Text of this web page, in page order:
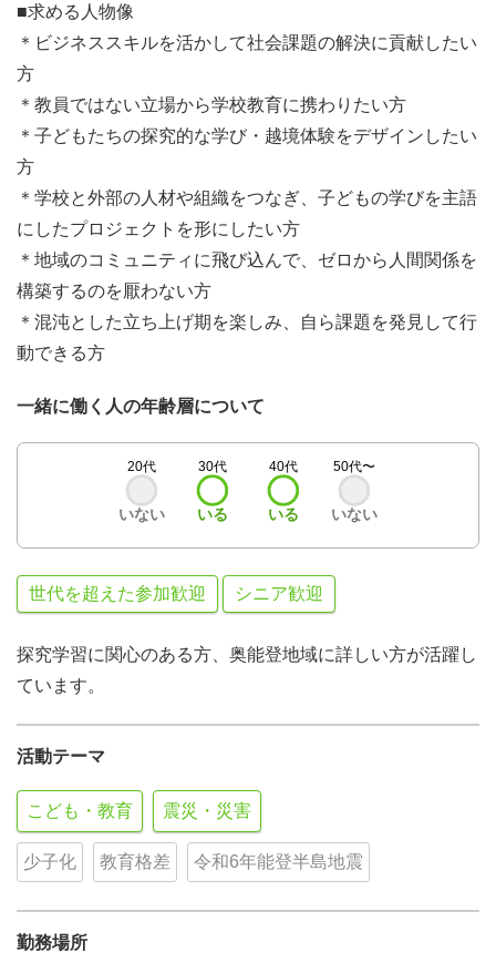
■求める人物像
＊ビジネススキルを活かして社会課題の解決に貢献したい
方
＊教員ではない立場から学校教育に携わりたい方
＊子どもたちの探究的な学び・越境体験をデザインしたい
方
＊学校と外部の人材や組織をつなぎ、子どもの学びを主語
にしたプロジェクトを形にしたい方
＊地域のコミュニティに飛び込んで、ゼロから人間関係を
構築するのを厭わない方
＊混沌とした立ち上げ期を楽しみ、自ら課題を発見して行
動できる方
一緒に働く人の年齢層について
20代
いない
30代
いる
40代
いる
50代〜
いない
世代を超えた参加歓迎 シニア歓迎
探究学習に関心のある方、奥能登地域に詳しい方が活躍し
ています。
活動テーマ
こども・教育 震災・災害
少子化 教育格差 令和6年能登半島地震
勤務場所